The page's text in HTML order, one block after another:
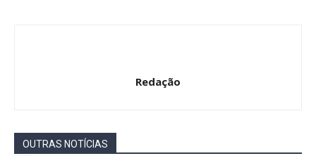
Redação
OUTRAS NOTÍCIAS